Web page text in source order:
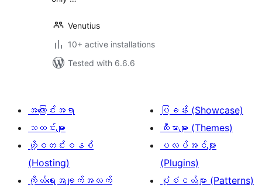
Venutius
10+ active installations
Tested with 6.6.6
အကြောင်းအရာ
သတင်းများ
ဟို့စတင်းစနစ်
(Hosting)
ကိုယ်ရေးအချက်အလက်
ပြခန်း (Showcase)
သီးမားများ (Themes)
ပလပ်အင်များ
(Plugins)
ပုံစံငယ်များ (Patterns)